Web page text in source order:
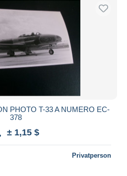
PHOTO T-33 A NUMERO EC-
378
± 1,15 $
Privatperson